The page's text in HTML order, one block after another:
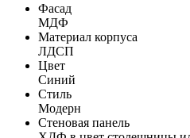
Фасад
МДФ
Материал корпуса
ЛДСП
Цвет
Синий
Стиль
Модерн
Стеновая панель